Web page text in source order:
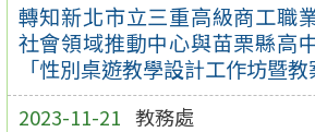
轉知新北市立三重高級商工職
社會領域推動中心與苗栗縣高
「性別桌遊教學設計工作坊暨教
2023-11-21 教務處